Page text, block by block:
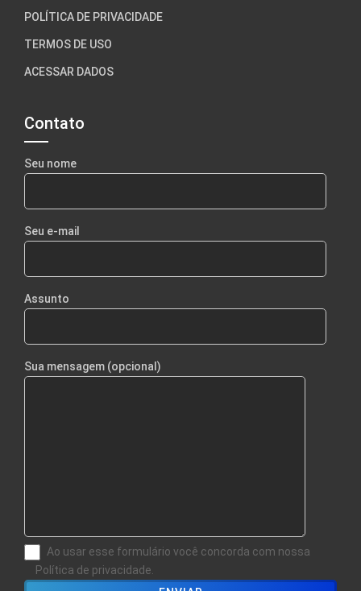
POLÍTICA DE PRIVACIDADE
TERMOS DE USO
ACESSAR DADOS
Contato
Seu nome
Seu e-mail
Assunto
Sua mensagem (opcional)
Ao usar esse formulário você concorda com nossa
Política de privacidade.